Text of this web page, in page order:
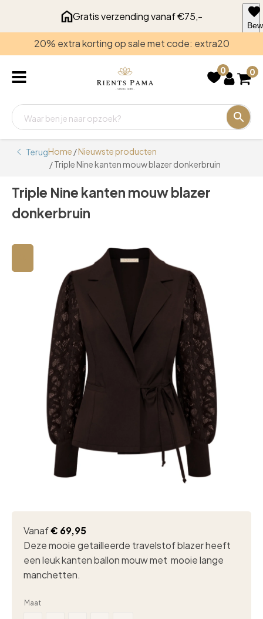
Gratis verzending vanaf €75,-
20% extra korting op sale met code: extra20
0 0
TerugHome /Nieuwste producten
/ Triple Nine kanten mouw blazer donkerbruin
Triple Nine kanten mouw blazer
donkerbruin
Vanaf€ 69,95
Deze mooie getailleerde travelstof blazer heeft
een leuk kanten ballon mouw met mooie lange
manchetten.
Maat
voor